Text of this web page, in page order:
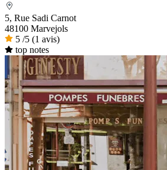
5, Rue Sadi Carnot
48100 Marvejols
5 /5 (1 avis)
top notes